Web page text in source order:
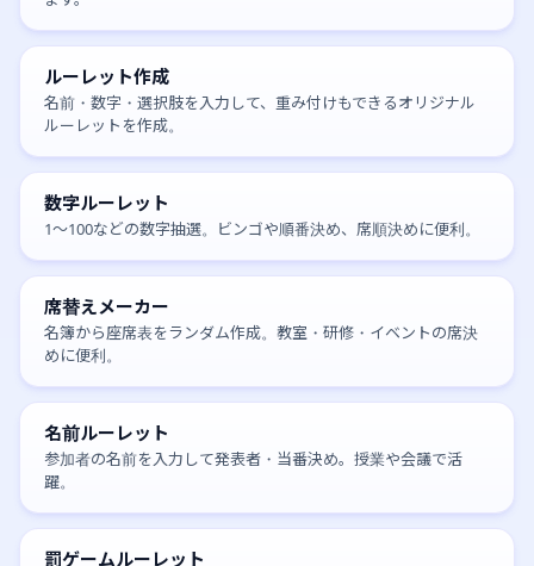
ルーレット作成
名前・数字・選択肢を入力して、重み付けもできるオリジナル
ルーレットを作成。
数字ルーレット
1〜100などの数字抽選。ビンゴや順番決め、席順決めに便利。
席替えメーカー
名簿から座席表をランダム作成。教室・研修・イベントの席決
めに便利。
名前ルーレット
参加者の名前を入力して発表者・当番決め。授業や会議で活
躍。
罰ゲームルーレット